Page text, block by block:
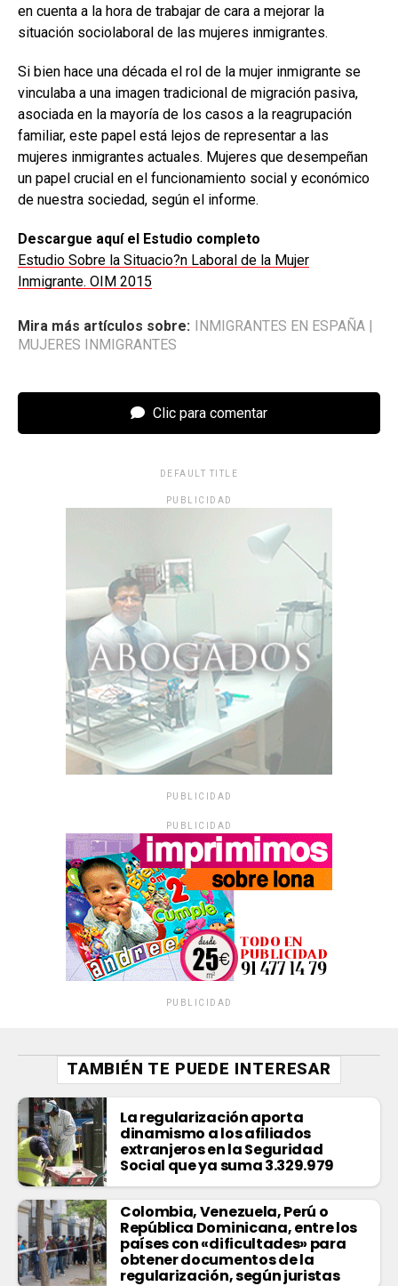
en cuenta a la hora de trabajar de cara a mejorar la
situación sociolaboral de las mujeres inmigrantes.
Si bien hace una década el rol de la mujer inmigrante se
vinculaba a una imagen tradicional de migración pasiva,
asociada en la mayoría de los casos a la reagrupación
familiar, este papel está lejos de representar a las
mujeres inmigrantes actuales. Mujeres que desempeñan
un papel crucial en el funcionamiento social y económico
de nuestra sociedad, según el informe.
Descargue aquí el Estudio completo
Estudio Sobre la Situacio?n Laboral de la Mujer
Inmigrante. OIM 2015
Mira más artículos sobre: INMIGRANTES EN ESPAÑA
MUJERES INMIGRANTES
Clic para comentar
DEFAULT TITLE
PUBLICIDAD
PUBLICIDAD
PUBLICIDAD
PUBLICIDAD
TAMBIÉN TE PUEDE INTERESAR
La regularización aporta
dinamismo a los afiliados
extranjeros en la Seguridad
Social que ya suma 3.329.979
Colombia, Venezuela, Perú o
República Dominicana, entre los
países con «dificultades» para
obtener documentos de la
regularización, según juristas